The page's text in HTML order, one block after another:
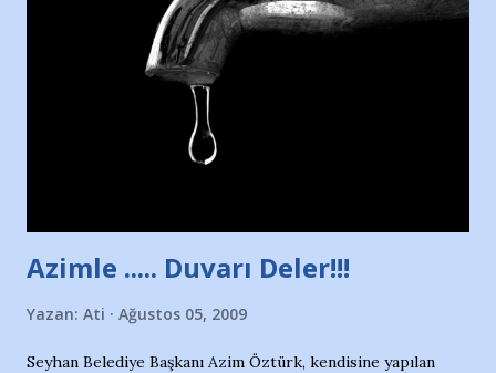
duruyor. Havuzun içinde Adana Demirspor Kulübü
yüzücüleri. Erkekler çoğunlukta. Küçük kız etrafına bakıyor.
Sadece 4 kız çocuğu var. Nesrin, Adana Demirspor’un 4
kızından biri oluyor o gün…Giriyor havuza. 1973 – 1975
Adana Nesrin, 16 yaşında. Yüzüyor. 7 yaşında girdiği
Türkiye 3.lüğü var. 17 yaşında mar...
Azimle ..... Duvarı Deler!!!
Yazan: Ati Ağustos 05, 2009
Seyhan Belediye Başkanı Azim Öztürk, kendisine yapılan